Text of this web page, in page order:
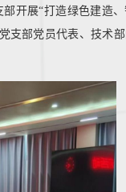
开展“打造绿色建造
支部党员代表、技术